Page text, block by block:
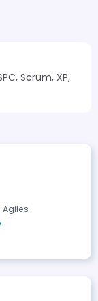
Scrum, XP,